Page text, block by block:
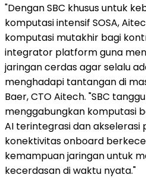
"Dengan SBC khusus untuk
komputasi intensif SOSA,
komputasi mutakhir bagi
integrator platform guna
jaringan cerdas agar selalu
menghadapi tantangan di
Baer, CTO Aitech. "SBC
menggabungkan komputasi
AI terintegrasi dan akselerasi
konektivitas onboard
kemampuan jaringan untuk
kecerdasan di waktu nyata."